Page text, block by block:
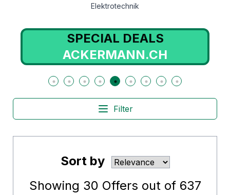
Elektrotechnik
SPECIAL DEALS
ACKERMANN.CH
Filter
Sort by
Showing 30 Offers out of 637